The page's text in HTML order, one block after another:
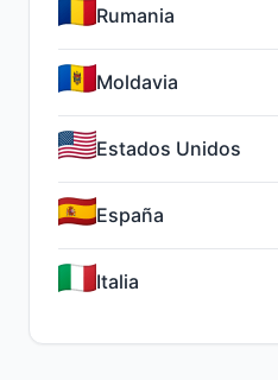
Rumania
Moldavia
Estados Unidos
España
Italia